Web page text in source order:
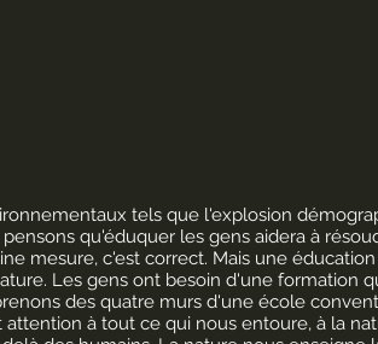
tels que l'explosion
qu'éduquer les gens aidera à
mesure, c'est correct. Mais une
Les gens ont besoin d'une formation
des quatre murs d'une école
à tout ce qui nous entoure, à la